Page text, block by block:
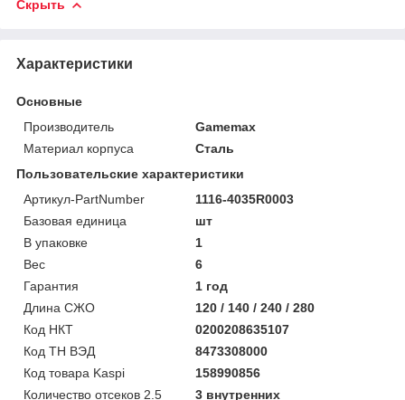
Скрыть
Характеристики
Основные
Производитель
Gamemax
Материал корпуса
Сталь
Пользовательские характеристики
Артикул-PartNumber
1116-4035R0003
Базовая единица
шт
В упаковке
1
Вес
6
Гарантия
1 год
Длина СЖО
120 / 140 / 240 / 280
Код НКТ
0200208635107
Код ТН ВЭД
8473308000
Код товара Kaspi
158990856
Количество отсеков 2.5
3 внутренних